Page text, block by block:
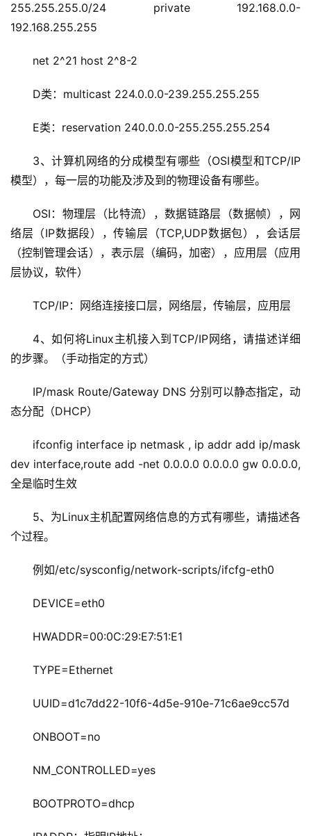
255.255.255.0/24 private 192.168.0.0-
192.168.255.255
net 2^21 host 2^8-2
D类：multicast 224.0.0.0-239.255.255.255
E类：reservation 240.0.0.0-255.255.255.254
3、计算机网络的分成模型有哪些（OSI模型和TCP/IP
模型），每一层的功能及涉及到的物理设备有哪些。
OSI：物理层（比特流），数据链路层（数据帧），网
络层（IP数据段），传输层（TCP,UDP数据包），会话层
（控制管理会话），表示层（编码，加密），应用层（应用
层协议，软件）
TCP/IP：网络连接接口层，网络层，传输层，应用层
4、如何将Linux主机接入到TCP/IP网络，请描述详细
的步骤。（手动指定的方式）
IP/mask Route/Gateway DNS 分别可以静态指定，动
态分配（DHCP）
ifconfig interface ip netmask , ip addr add ip/mask
dev interface,route add -net 0.0.0.0 0.0.0.0 gw 0.0.0.0,
全是临时生效
5、为Linux主机配置网络信息的方式有哪些，请描述各
个过程。
例如/etc/sysconfig/network-scripts/ifcfg-eth0
DEVICE=eth0
HWADDR=00:0C:29:E7:51:E1
TYPE=Ethernet
UUID=d1c7dd22-10f6-4d5e-910e-71c6ae9cc57d
ONBOOT=no
NM_CONTROLLED=yes
BOOTPROTO=dhcp